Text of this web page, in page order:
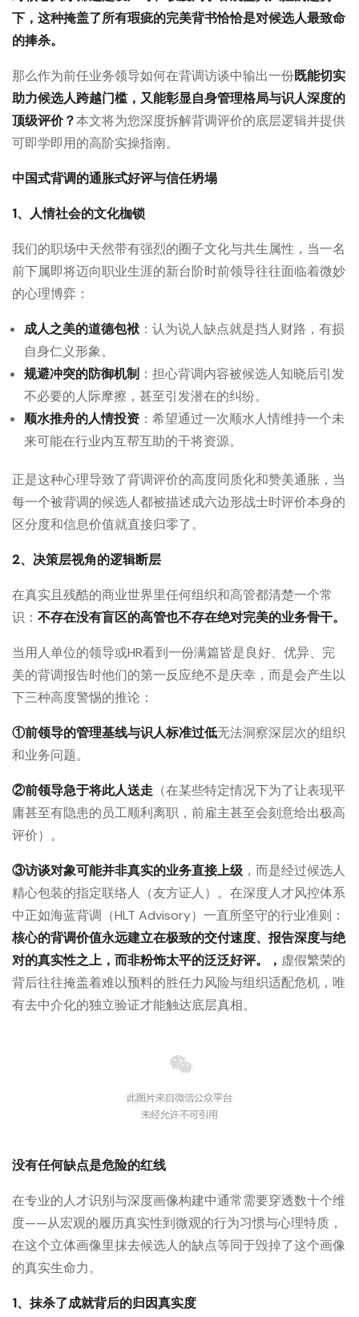
下，这种掩盖了所有瑕疵的完美背书恰恰是对候选人最致命
的捧杀。
那么作为前任业务领导如何在背调访谈中输出一份既能切实
助力候选人跨越门槛，又能彰显自身管理格局与识人深度的
顶级评价？本文将为您深度拆解背调评价的底层逻辑并提供
可即学即用的高阶实操指南。
中国式背调的通胀式好评与信任坍塌
1、人情社会的文化枷锁
我们的职场中天然带有强烈的圈子文化与共生属性，当一名
前下属即将迈向职业生涯的新台阶时前领导往往面临着微妙
的心理博弈：
成人之美的道德包袱 ：认为说人缺点就是挡人财路，有损
自身仁义形象。
规避冲突的防御机制 ：担心背调内容被候选人知晓后引发
不必要的人际摩擦，甚至引发潜在的纠纷。
顺水推舟的人情投资 ：希望通过一次顺水人情维持一个未
来可能在行业内互帮互助的干将资源。
正是这种心理导致了背调评价的高度同质化和赞美通胀，当
每一个被背调的候选人都被描述成六边形战士时评价本身的
区分度和信息价值就直接归零了。
2、决策层视角的逻辑断层
在真实且残酷的商业世界里任何组织和高管都清楚一个常
识： 不存在没有盲区的高管也不存在绝对完美的业务骨干。
当用人单位的领导或HR看到一份满篇皆是良好、优异、完
美的背调报告时他们的第一反应绝不是庆幸，而是会产生以
下三种高度警惕的推论：
①前领导的管理基线与识人标准过低无法洞察深层次的组织
和业务问题。
②前领导急于将此人送走 （在某些特定情况下为了让表现平
庸甚至有隐患的员工顺利离职，前雇主甚至会刻意给出极高
评价）。
③访谈对象可能并非真实的业务直接上级 ，而是经过候选人
精心包装的指定联络人（友方证人）。在深度人才风控体系
中正如海蓝背调（HLT Advisory）一直所坚守的行业准则：
核心的背调价值永远建立在极致的交付速度、报告深度与绝
对的真实性之上，而非粉饰太平的泛泛好评。
， 虚假繁荣的
背后往往掩盖着难以预料的胜任力风险与组织适配危机，唯
有去中介化的独立验证才能触达底层真相。
没有任何缺点是危险的红线
在专业的人才识别与深度画像构建中通常需要穿透数十个维
度——从宏观的履历真实性到微观的行为习惯与心理特质，
在这个立体画像里抹去候选人的缺点等同于毁掉了这个画像
的真实生命力。
1、抹杀了成就背后的归因真实度